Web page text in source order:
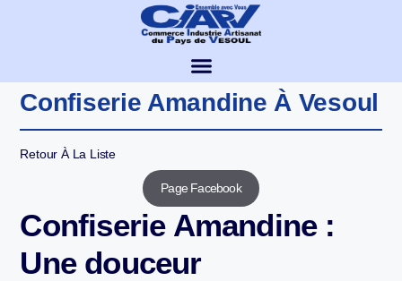
Confiserie Amandine À Vesoul
Retour À La Liste
Page Facebook
Confiserie Amandine :
Une douceur